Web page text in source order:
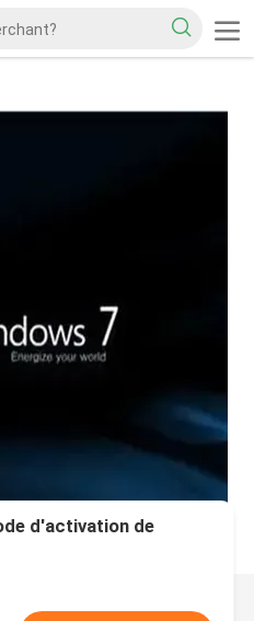
d'activation de